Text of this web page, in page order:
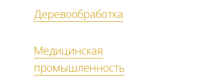
Деревообработка
Медицинская
промышленность